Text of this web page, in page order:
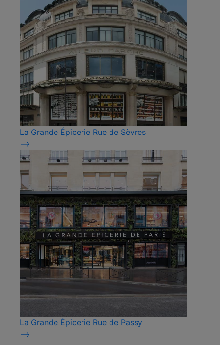
La Grande Épicerie Rue de Sèvres
⟶
La Grande Épicerie Rue de Passy
⟶